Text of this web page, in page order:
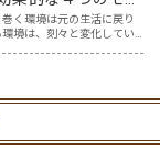
く環境は元の生活に戻り
境は、刻々と変化してい